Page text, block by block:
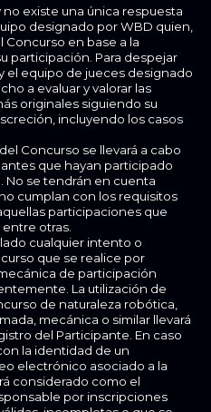
existe una única respuesta
designado por WBD quien,
Concurso en base a la
participación. Para despejar
el equipo de jueces designado
a evaluar y valorar las
originales siguiendo su
incluyendo los casos
Concurso se llevará a cabo
que hayan participado
No se tendrán en cuenta
cumplan con los requisitos
participaciones que
otras.
cualquier intento o
que se realice por
de participación
La utilización de
de naturaleza robótica,
mecánica o similar llevará
del Participante. En caso
la identidad de un
electrónico asociado a la
considerado como el
por inscripciones